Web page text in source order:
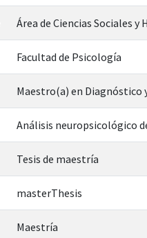
Área de Ciencias Sociales y
Facultad de Psicología
Maestro(a) en
Análisis neuropsicológico
Tesis de maestría
masterThesis
Maestría